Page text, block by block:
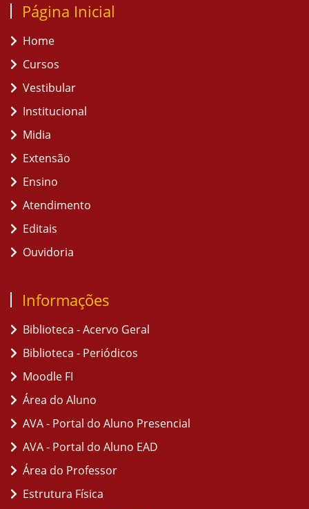
Página Inicial
Home
Cursos
Vestibular
Institucional
Midia
Extensão
Ensino
Atendimento
Editais
Ouvidoria
Informações
Biblioteca - Acervo Geral
Biblioteca - Periódicos
Moodle FI
Área do Aluno
AVA - Portal do Aluno Presencial
AVA - Portal do Aluno EAD
Área do Professor
Estrutura Física